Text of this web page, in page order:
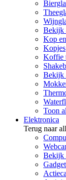
Bekijk
Kop
Kopjes
Koffie
Bekijk
Toon
Elektronica
Terug naar
Bekijk